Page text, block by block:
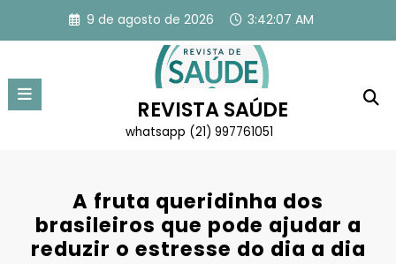
o
9 de agosto de 2026 3:42:07 AM
REVISTA SAÚDE
whatsapp (21) 997761051
A fruta queridinha dos
brasileiros que pode ajudar a
reduzir o estresse do dia a dia